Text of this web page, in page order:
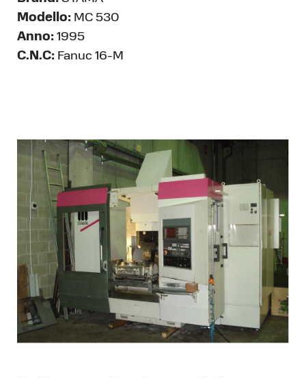
Modello: MC 530
Anno: 1995
C.N.C: Fanuc 16-M